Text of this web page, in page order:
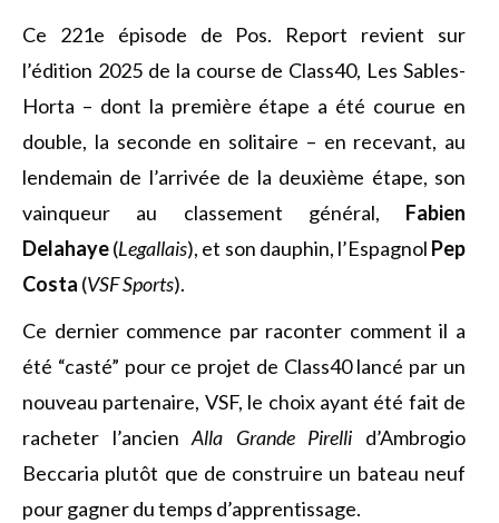
Ce 221e épisode de Pos. Report revient sur
l’édition 2025 de la course de Class40, Les Sables-
Horta – dont la première étape a été courue en
double, la seconde en solitaire – en recevant, au
lendemain de l’arrivée de la deuxième étape, son
vainqueur au classement général, Fabien
Delahaye(Legallais), et son dauphin, l’Espagnol Pep
Costa (VSF Sports).
Ce dernier commence par raconter comment il a
été “casté” pour ce projet de Class40 lancé par un
nouveau partenaire, VSF, le choix ayant été fait de
racheter l’ancienAlla Grande Pirelli d’Ambrogio
Beccaria plutôt que de construire un bateau neuf
pour gagner du temps d’apprentissage.